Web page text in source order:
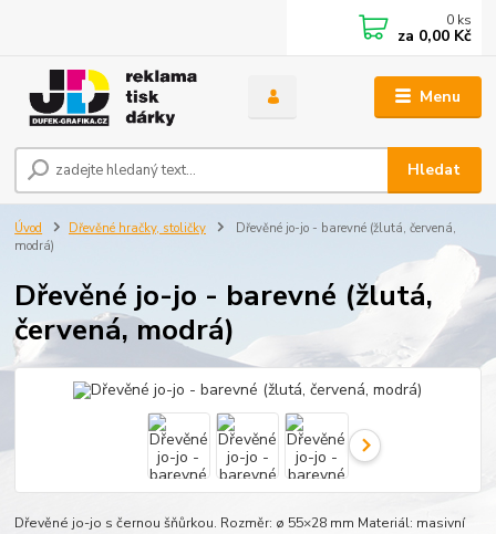
Menu
Hledat
0 ks
za 0,00 Kč
Úvod Dřevěné hračky, stoličky
Dřevěné jo-jo - barevné (žlutá, červená,
modrá)
Dřevěné jo-jo - barevné (žlutá,
červená, modrá)
Dřevěné jo-jo s černou šňůrkou. Rozměr: ø 55×28 mm Materiál: masivní